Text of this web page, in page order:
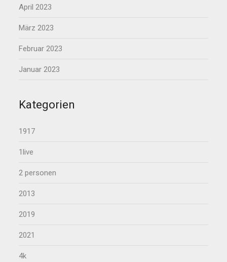
April 2023
März 2023
Februar 2023
Januar 2023
Kategorien
1917
1live
2 personen
2013
2019
2021
4k